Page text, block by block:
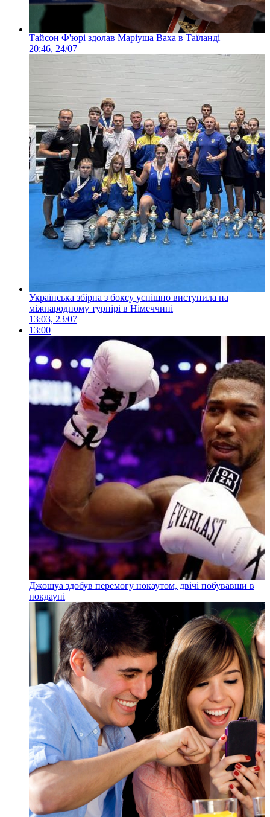
Тайсон Ф'юрі здолав Маріуша Ваха в Таїланді
20:46, 24/07
Українська збірна з боксу успішно виступила на
міжнародному турнірі в Німеччині
13:03, 23/07
13:00
Джошуа здобув перемогу нокаутом, двічі побувавши в
нокдауні